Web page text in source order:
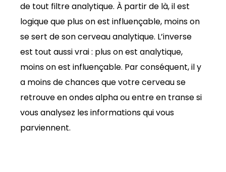
de tout filtre analytique. À partir de là, il est
logique que plus on est influençable, moins on
se sert de son cerveau analytique. L’inverse
est tout aussi vrai : plus on est analytique,
moins on est influençable. Par conséquent, il y
a moins de chances que votre cerveau se
retrouve en ondes alpha ou entre en transe si
vous analysez les informations qui vous
parviennent.